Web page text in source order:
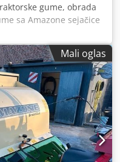
gume, obrada
sa Amazone sejačice
Dimenzija: Ø 750 -
kg/komad Crodpfjb A
Mali oglas